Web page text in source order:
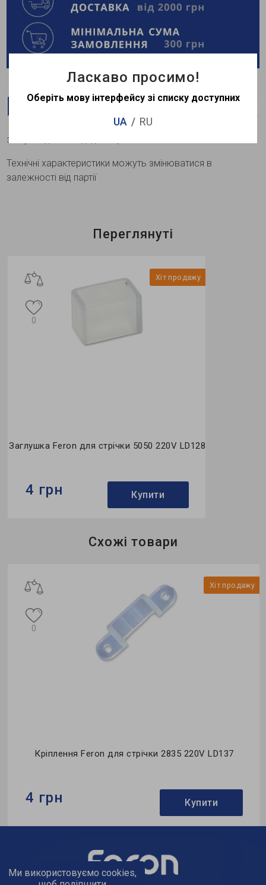
Заглушка для світлодіодних стрічок 5050SMD 220V
Технічні характеристики можуть змінюватися в
залежності від партії
Переглянуті
Хіт продажу
Заглушка Feron для стрічки 5050 220V LD128
0
4 грн Купити
Схожі товари
Хіт продажу
Кріплення Feron для стрічки 2835 220V LD137
0
4 грн Купити
3 місяці
Ласкаво просимо!
Оберіть мову інтерфейсу зі списку доступних
UA RU
Ми використовуємо cookies,